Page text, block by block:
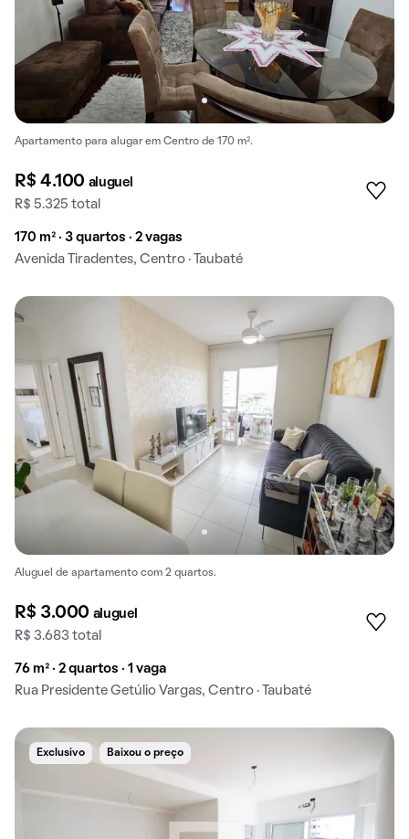
Apartamento para alugar em Centro de 170 m².
R$ 4.100 aluguel
R$ 5.325 total
170 m² · 3 quartos · 2 vagas
Avenida Tiradentes, Centro · Taubaté
Aluguel de apartamento com 2 quartos.
R$ 3.000 aluguel
R$ 3.683 total
76 m² · 2 quartos · 1 vaga
Rua Presidente Getúlio Vargas, Centro · Taubaté
Exclusivo Baixou o preço